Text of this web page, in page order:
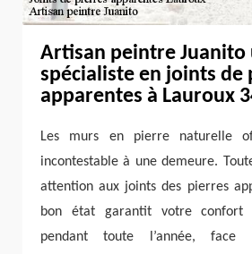
Artisan peintre Juanito
spécialiste en joints de
apparentes à Lauroux
Les murs en pierre naturelle
incontestable à une demeure.
attention aux joints des pierres
bon état garantit votre confort
pendant toute l’année, face